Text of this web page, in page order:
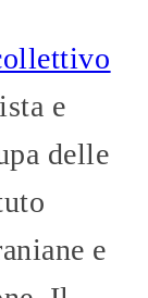
e
delle
e